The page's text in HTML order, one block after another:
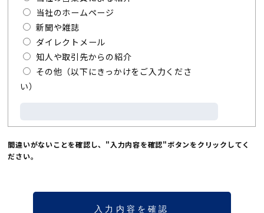
当社のホームページ
新聞や雑誌
ダイレクトメール
知人や取引先からの紹介
その他（以下にきっかけをご入力くださ
い）
間違いがないことを確認し、"入力内容を確認"ボタンをクリックしてく
ださい。